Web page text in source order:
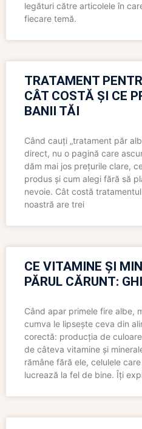
legături către articolele în
fiecare temă.
TRATAMENT
CÂT COSTĂ ȘI CE
BANII TĂI
Când cauți „tratament păr
direct, nu o pagină care
dăm mai jos prețurile clare,
produs și cum alegi fără să
nevoie. Cât costă
noastră are trei
CE VITAMINE ȘI
PĂRUL CĂRUNT:
Când apar primele fire albe,
cumva le lipsește ceva din
corectă: producția de
de câteva vitamine și
rămâne fără ele, celulele
lucrează la fel de bine. Îți